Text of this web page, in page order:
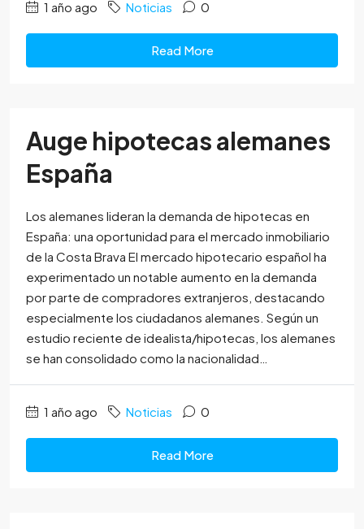
1 año ago Noticias 0
Read More
Auge hipotecas alemanes
España
Los alemanes lideran la demanda de hipotecas en
España: una oportunidad para el mercado inmobiliario
de la Costa Brava El mercado hipotecario español ha
experimentado un notable aumento en la demanda
por parte de compradores extranjeros, destacando
especialmente los ciudadanos alemanes. Según un
estudio reciente de idealista/hipotecas, los alemanes
se han consolidado como la nacionalidad…
1 año ago Noticias 0
Read More